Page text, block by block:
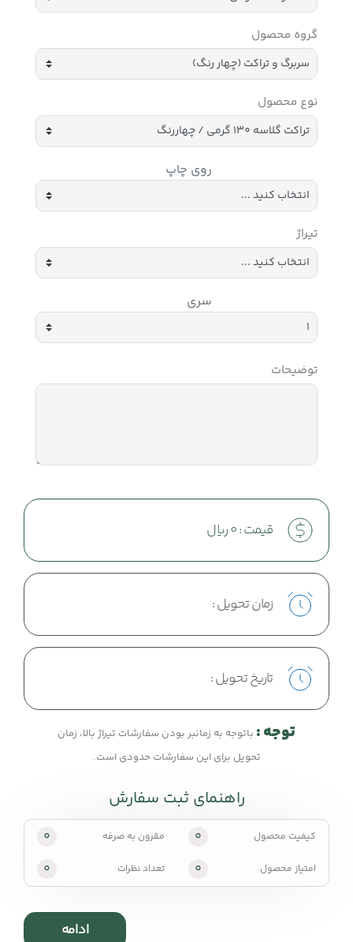
گروه محصول
نوع محصول
روی چاپ
تیراژ
سری
توضیحات
قیمت :0ریال
زمان تحویل :
تاریخ تحویل :
توجه : باتوجه به زمانبر بودن سفارشات تیراژ بالا، زمان
تحویل برای این سفارشات حدودی است.
راهنمای ثبت سفارش
کیفیت محصول 0 مقرون به صرفه 0
امتیاز محصول 0 تعداد نظرات 0
ادامه